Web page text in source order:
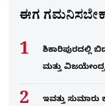
ಈಗ
ಶಿಕಾರಿಪುರದಲ್ಲಿ
ಮತ್ತು
ಇವತ್ತು